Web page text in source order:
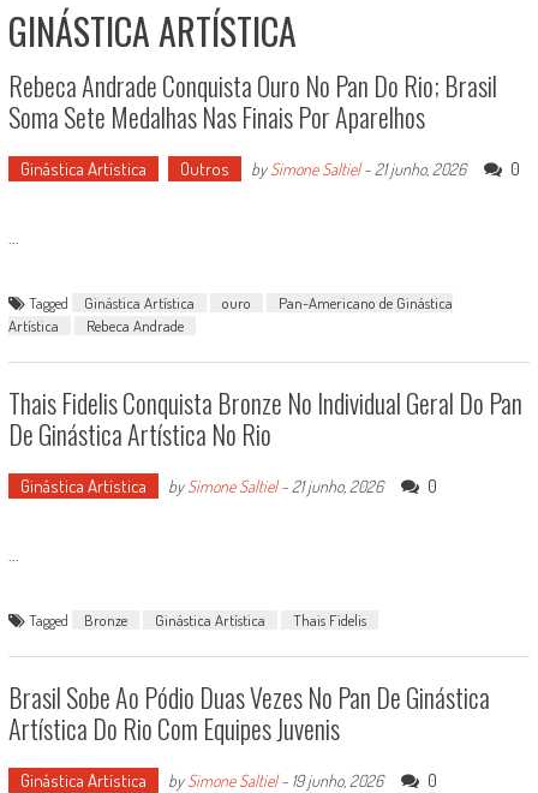
GINÁSTICA ARTÍSTICA
Rebeca Andrade Conquista Ouro No Pan Do Rio; Brasil
Soma Sete Medalhas Nas Finais Por Aparelhos
Ginástica Artística Outros bySimone Saltiel- 21 junho, 2026 0
...
Tagged Ginástica Artística ouro
Pan-Americano de Ginástica
Artística
Rebeca Andrade
Thais Fidelis Conquista Bronze No Individual Geral Do Pan
De Ginástica Artística No Rio
Ginástica Artística bySimone Saltiel- 21 junho, 2026 0
...
Tagged Bronze Ginástica Artística Thais Fidelis
Brasil Sobe Ao Pódio Duas Vezes No Pan De Ginástica
Artística Do Rio Com Equipes Juvenis
Ginástica Artística bySimone Saltiel- 19 junho, 2026 0